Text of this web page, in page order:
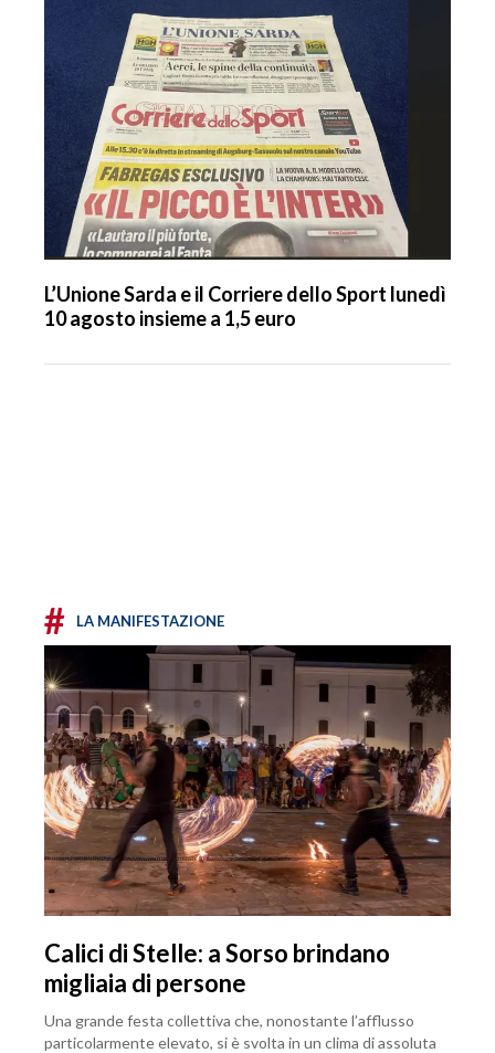
L’Unione Sarda e il Corriere dello Sport lunedì
10 agosto insieme a 1,5 euro
# LA MANIFESTAZIONE
Calici di Stelle: a Sorso brindano
migliaia di persone
Una grande festa collettiva che, nonostante l’afflusso
particolarmente elevato, si è svolta in un clima di assoluta